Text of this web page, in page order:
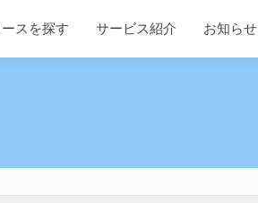
ースを探す サービス紹介 お知らせ